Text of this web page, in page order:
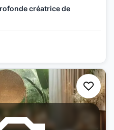
créatrice de